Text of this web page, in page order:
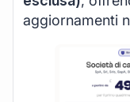
aggiornamenti